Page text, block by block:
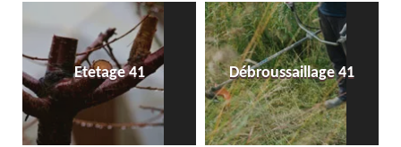
Etetage 41 Débroussaillage 41